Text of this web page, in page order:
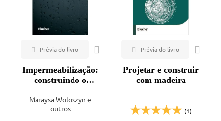
Impermeabilização:
construindo o
Maraysa Woloszyn e
outros
Projetar e construir
com madeira
(1)